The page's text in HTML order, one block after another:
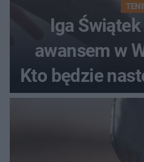
Iga
awansem w
Kto będzie